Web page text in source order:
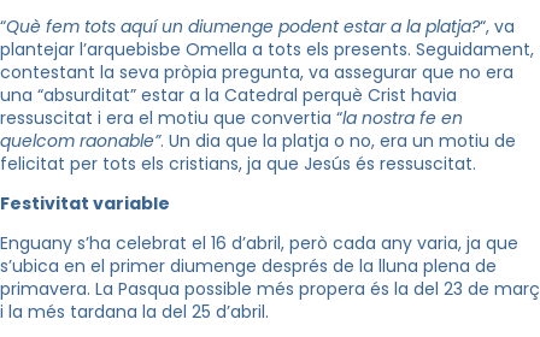
“Què fem tots aquí un diumenge podent estar a la platja?“, va
plantejar l’arquebisbe Omella a tots els presents. Seguidament,
contestant la seva pròpia pregunta, va assegurar que no era
una “absurditat” estar a la Catedral perquè Crist havia
ressuscitat i era el motiu que convertia “la nostra fe en
quelcom raonable”. Un dia que la platja o no, era un motiu de
felicitat per tots els cristians, ja que Jesús és ressuscitat.
Festivitat variable
Enguany s’ha celebrat el 16 d’abril, però cada any varia, ja que
s’ubica en el primer diumenge després de la lluna plena de
primavera. La Pasqua possible més propera és la del 23 de març
i la més tardana la del 25 d’abril.